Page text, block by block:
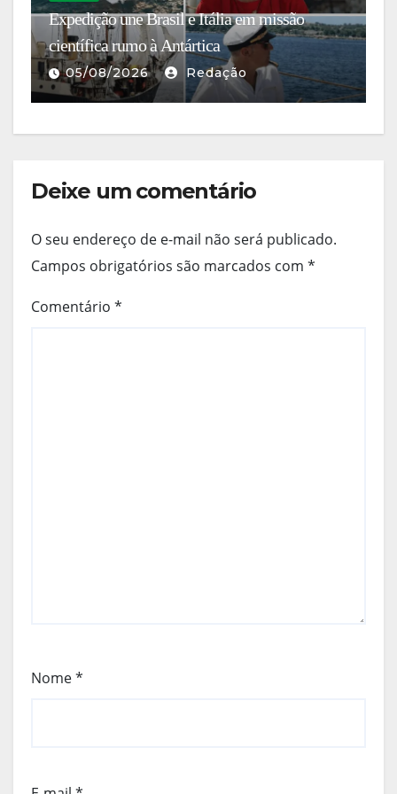
Expedição une Brasil e Itália em missão
científica rumo à Antártica
05/08/2026 Redação
Deixe um comentário
O seu endereço de e-mail não será publicado.
Campos obrigatórios são marcados com *
Comentário *
Nome*